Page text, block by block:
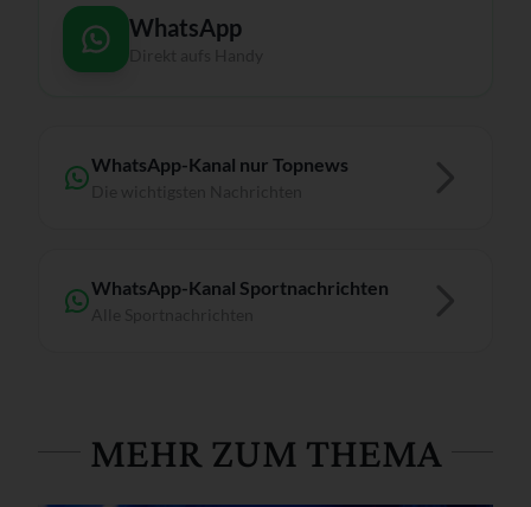
WhatsApp
WhatsApp-Kanal nur Topnews
WhatsApp-Kanal Sportnachrichten
MEHR ZUM THEMA